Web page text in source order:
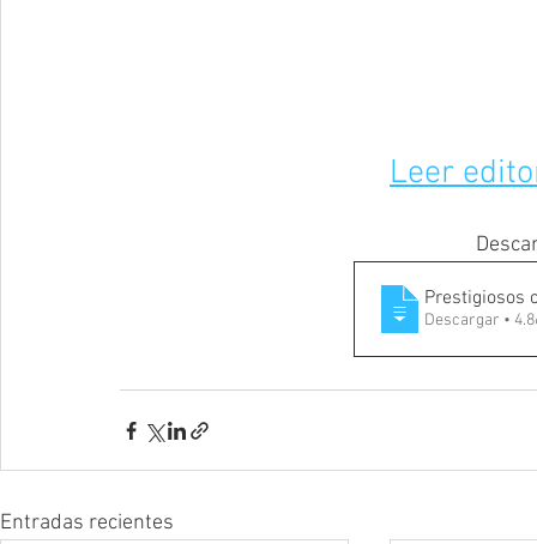
Leer
Prestigiosos
Entradas recientes